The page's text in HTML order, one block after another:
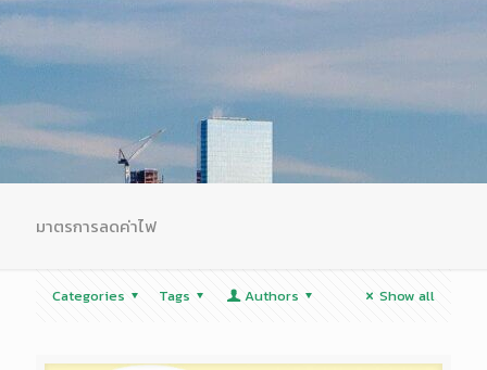
มาตรการลดค่าไฟ
Categories Tags Authors Show all